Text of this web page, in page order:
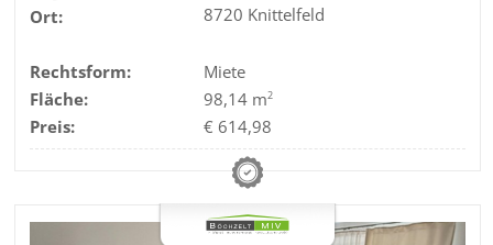
Ort:
8720 Knittelfeld
Rechtsform:
Miete
Fläche:
98,14 m2
Preis: € 614,98